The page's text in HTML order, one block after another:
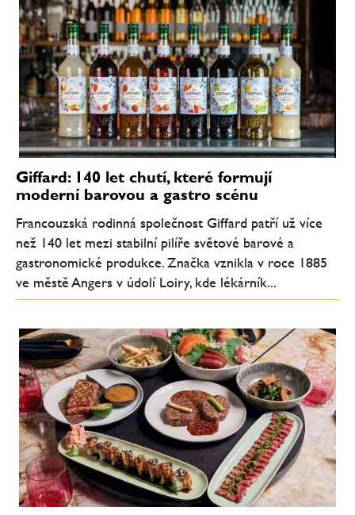
Giffard: 140 let chutí, které formují
moderní barovou a gastro scénu
Francouzská rodinná společnost Giffard patří už více
než 140 let mezi stabilní pilíře světové barové a
gastronomické produkce. Značka vznikla v roce 1885
ve městě Angers v údolí Loiry, kde lékárník...